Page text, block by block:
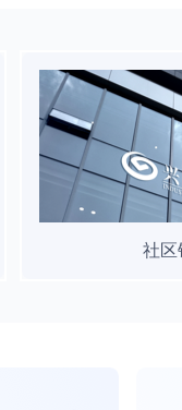
社区